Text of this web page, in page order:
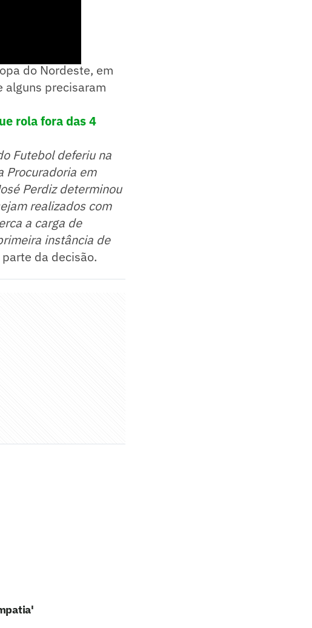
ônibus da
do Nordeste, em
alguns precisaram
rola fora das 4
Futebol deferiu na
Procuradoria em
Perdiz determinou
realizados com
a carga de
instância de
da decisão.